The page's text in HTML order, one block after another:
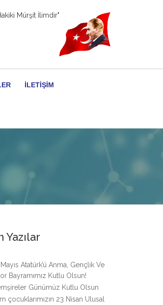
Mürşit İlimdir"
İLETIŞIM
Yazılar
Atatürk’ü Anma, Gençlik Ve
Bayramımız Kutlu Olsun!
Günümüz Kutlu Olsun
çocuklarımızın 23 Nisan Ulusal